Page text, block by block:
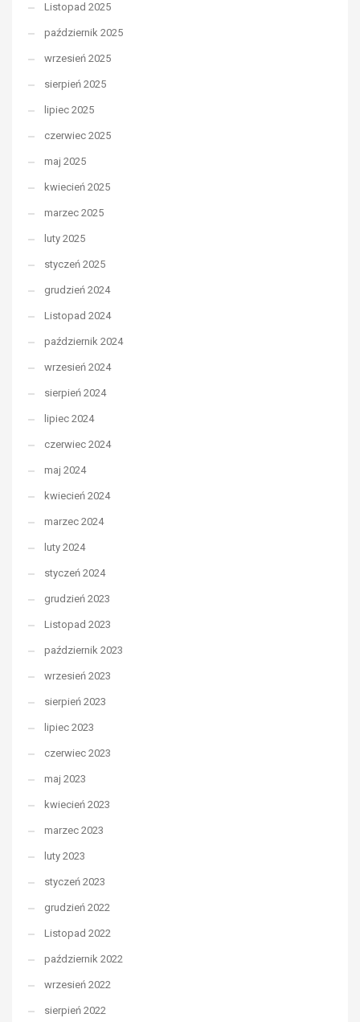
Listopad 2025
październik 2025
wrzesień 2025
sierpień 2025
lipiec 2025
czerwiec 2025
maj 2025
kwiecień 2025
marzec 2025
luty 2025
styczeń 2025
grudzień 2024
Listopad 2024
październik 2024
wrzesień 2024
sierpień 2024
lipiec 2024
czerwiec 2024
maj 2024
kwiecień 2024
marzec 2024
luty 2024
styczeń 2024
grudzień 2023
Listopad 2023
październik 2023
wrzesień 2023
sierpień 2023
lipiec 2023
czerwiec 2023
maj 2023
kwiecień 2023
marzec 2023
luty 2023
styczeń 2023
grudzień 2022
Listopad 2022
październik 2022
wrzesień 2022
sierpień 2022